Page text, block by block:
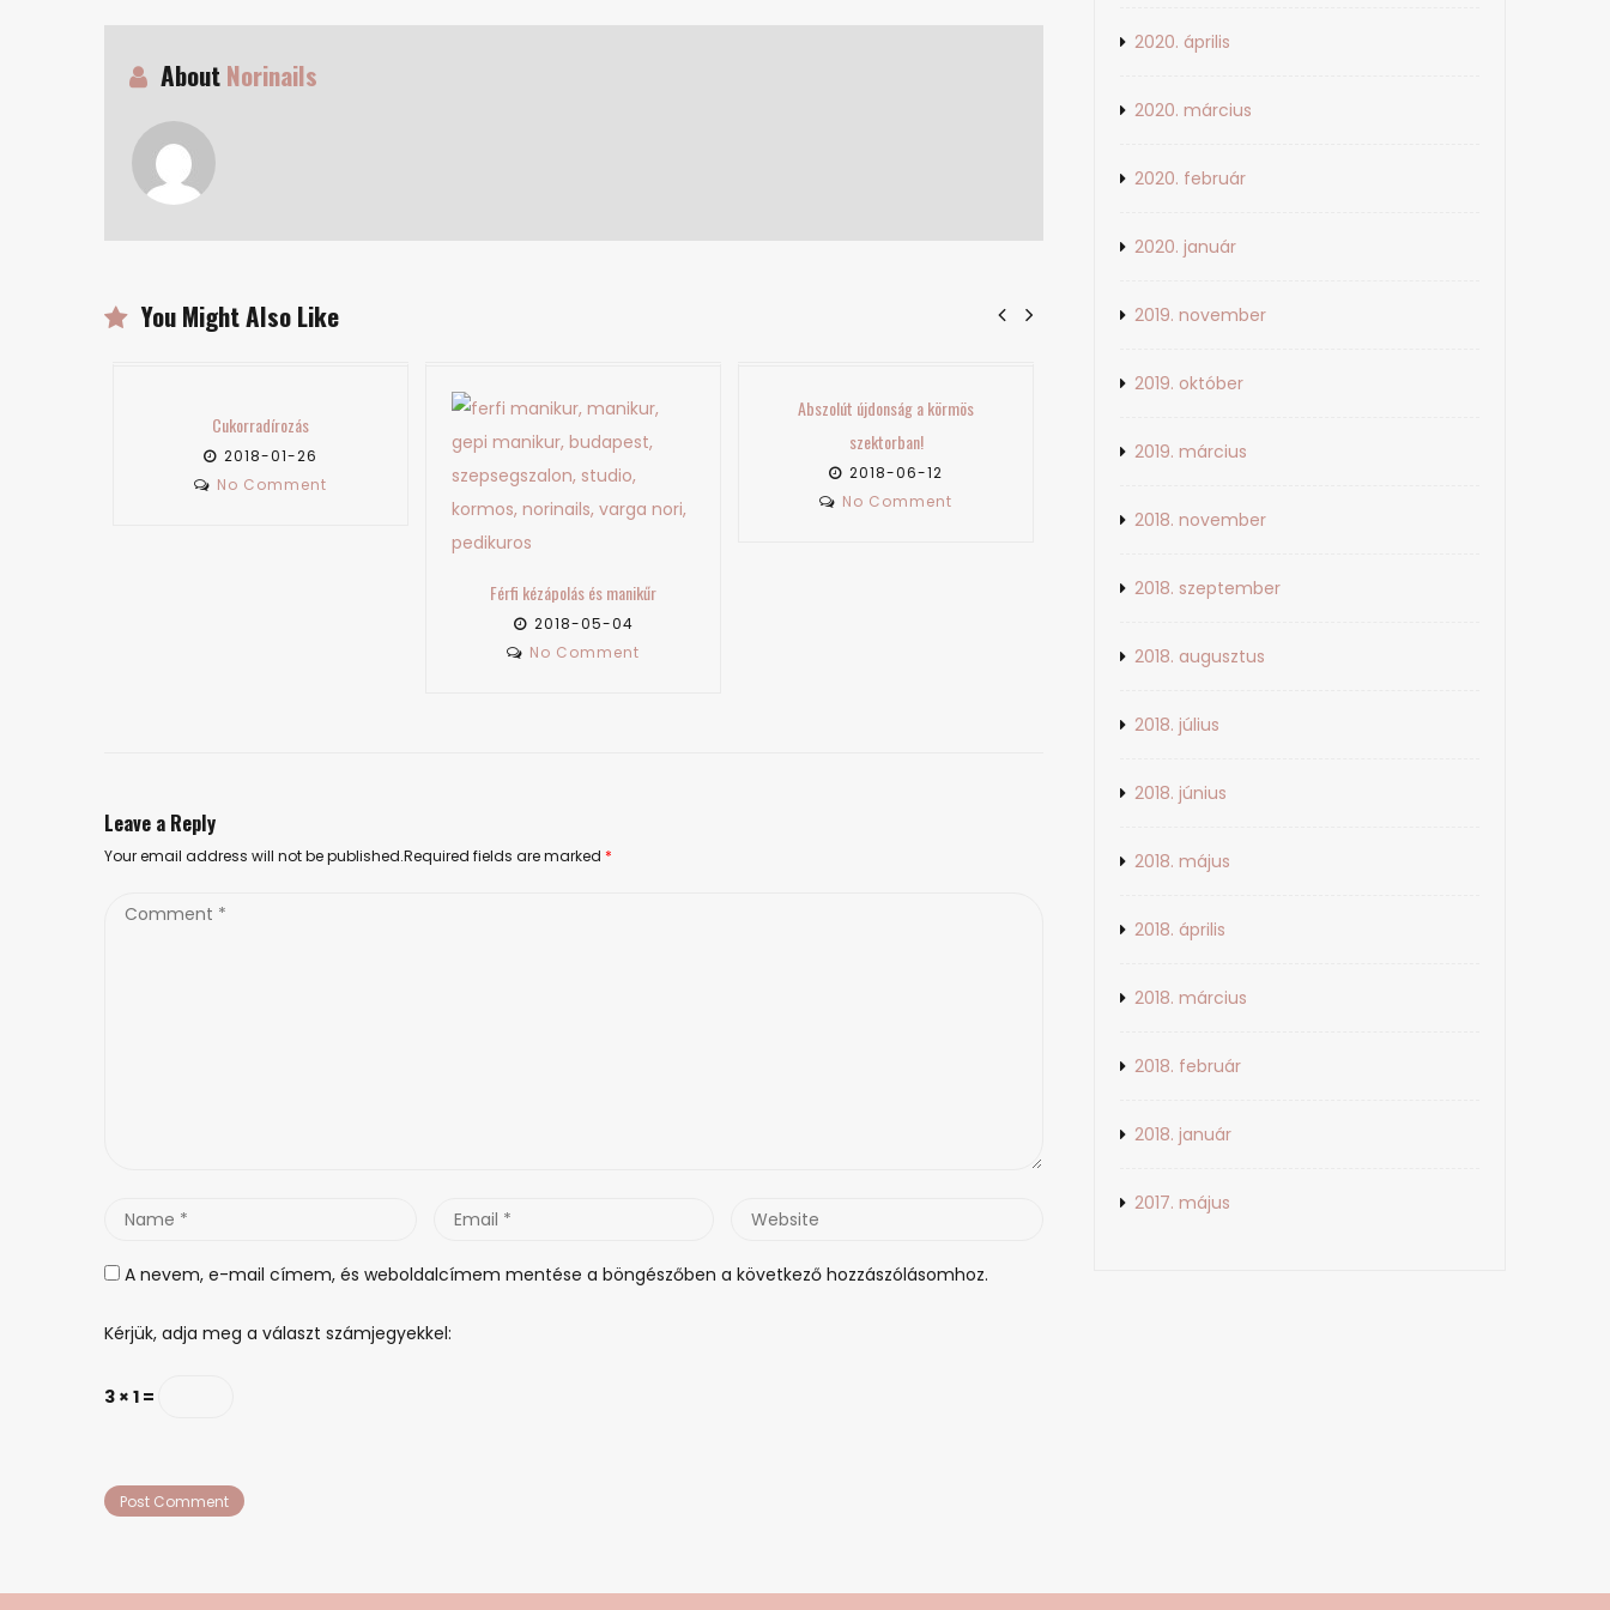
AboutNorinails
You Might Also Like
Abszolút újdonság a körmös
szektorban!
2018-06-12
No Comment
Interjú az Olimpiai aranyérmes, Magyar
2018-06-04
No Comment
Vendégtípusok
Leave a Reply
Your email address will not be published.Required fields are marked *
Comment
Name
Email
Website
A nevem, e-mail címem, és weboldalcímem mentése a böngészőben a következő hozzászólásomhoz.
Kérjük, adja meg a választ számjegyekkel:
3 × 1 =
2020. április
2020. március
2020. február
2020. január
2019. november
2019. október
2019. március
2018. november
2018. szeptember
2018. augusztus
2018. július
2018. június
2018. május
2018. április
2018. március
2018. február
2018. január
2017. május